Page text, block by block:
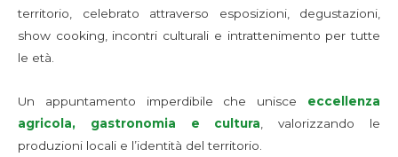
territorio, celebrato attraverso esposizioni, degustazioni,
show cooking, incontri culturali e intrattenimento per tutte
le età.
Un appuntamento imperdibile che unisce eccellenza
agricola, gastronomia e cultura, valorizzando le
produzioni locali e l’identità del territorio.